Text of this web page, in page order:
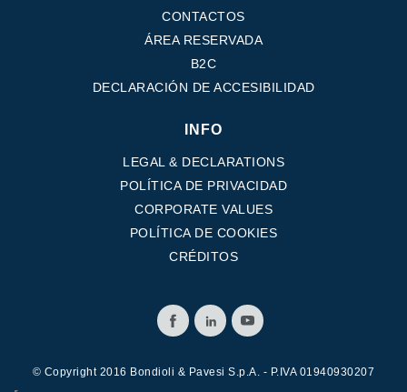
CONTACTOS
ÁREA RESERVADA
B2C
DECLARACIÓN DE ACCESIBILIDAD
INFO
LEGAL & DECLARATIONS
POLÍTICA DE PRIVACIDAD
CORPORATE VALUES
POLÍTICA DE COOKIES
CRÉDITOS
© Copyright 2016 Bondioli & Pavesi S.p.A. - P.IVA 01940930207